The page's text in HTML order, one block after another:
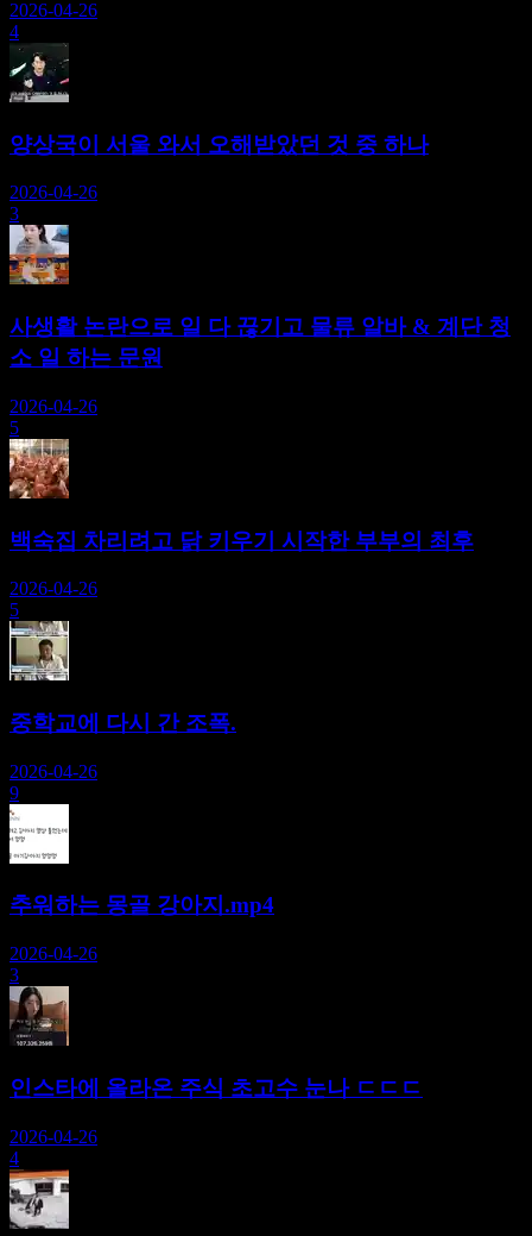
2026-04-26
4
양상국이 서울 와서 오해받았던 것 중 하나
2026-04-26
3
사생활 논란으로 일 다 끊기고 물류 알바 & 계단 청
소 일 하는 문원
2026-04-26
5
백숙집 차리려고 닭 키우기 시작한 부부의 최후
2026-04-26
5
중학교에 다시 간 조폭.
2026-04-26
9
추워하는 몽골 강아지.mp4
2026-04-26
3
인스타에 올라온 주식 초고수 눈나 ㄷㄷㄷ
2026-04-26
4